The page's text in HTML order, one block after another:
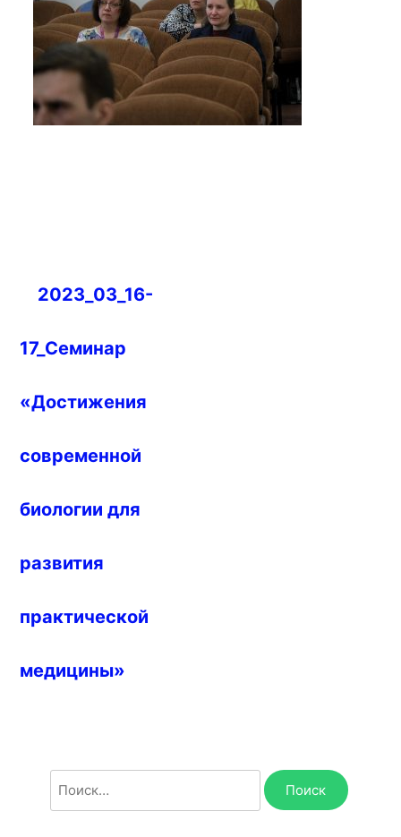
Навигация
записям
2023_03_16-
17_Семинар
«Достижения
современной
биологии для
развития
практической
медицины»
Найти: